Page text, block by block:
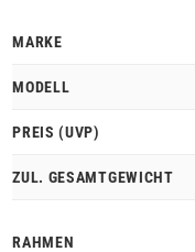
MARKE
MODELL
PREIS (UVP)
ZUL. GESAMTGEWICHT
RAHMEN